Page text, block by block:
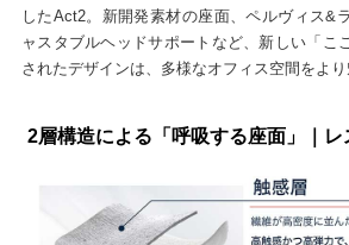
したAct2。新開発素材の座面、ペルヴィス&
ャスタブルヘッドサポートなど、新しい「こ
されたデザインは、多様なオフィス空間をより
2層構造による「呼吸する座面」｜レ